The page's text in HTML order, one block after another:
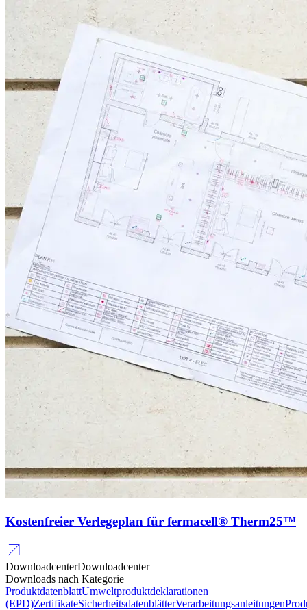
Kostenfreier Verlegeplan für fermacell® Therm25™
DownloadcenterDownloadcenter
Downloads nach Kategorie
ProduktdatenblattUmweltproduktdeklarationen
(EPD)ZertifikateSicherheitsdatenblätterVerarbeitungsanleitungen